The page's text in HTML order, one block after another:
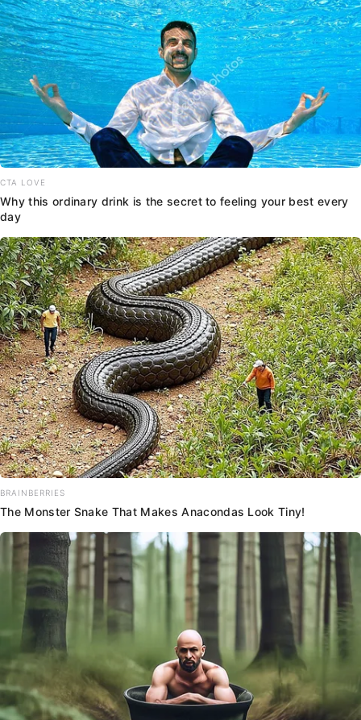
CTA LOVE
Why this ordinary drink is the secret to feeling your best every
day
BRAINBERRIES
The Monster Snake That Makes Anacondas Look Tiny!